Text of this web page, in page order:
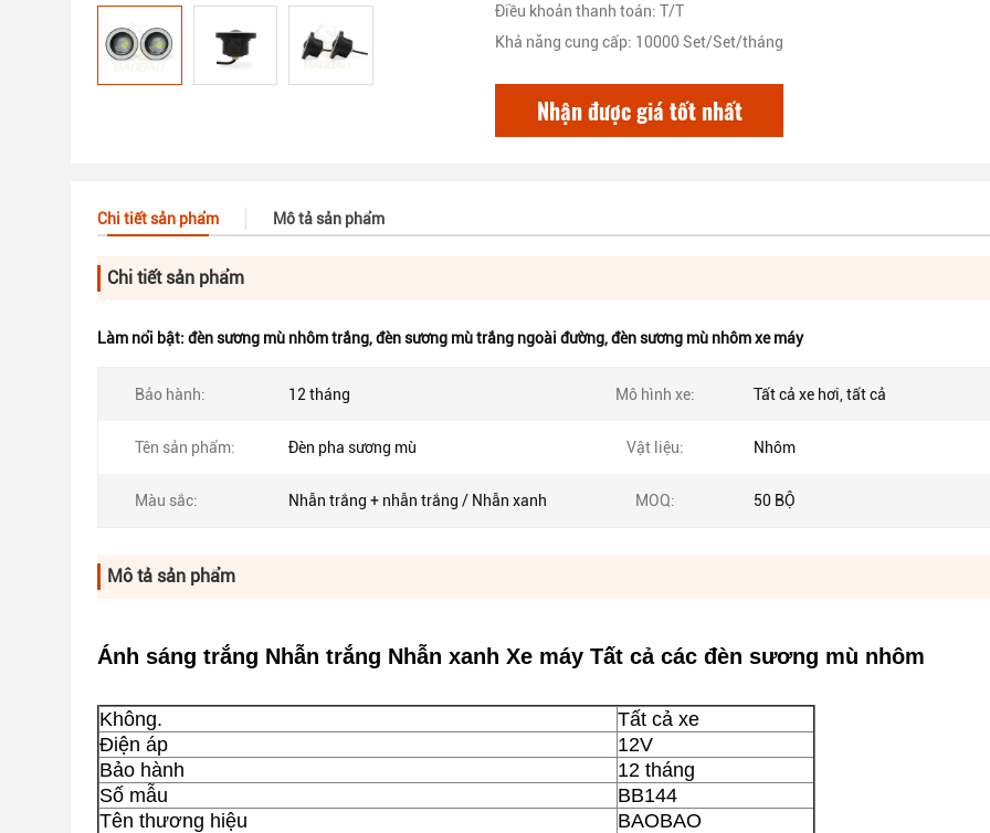
Điều khoản thanh toán: T/T
Khả năng cung cấp: 10000 Set/Set/tháng
Nhận được giá tốt nhất
Chi tiết sản phẩm Mô tả sản phẩm
Chi tiết sản phẩm
Làm nổi bật: đèn sương mù nhôm trắng,đèn sương mù trắng ngoài đường,đèn sương mù nhôm xe máy
Bảo hành: 12 tháng Mô hình xe: Tất cả xe hơi, tất cả
Tên sản phẩm: Đèn pha sương mù Vật liệu: Nhôm
Màu sắc: Nhẫn trắng + nhẫn trắng / Nhẫn xanh MOQ: 50 BỘ
Mô tả sản phẩm
Ánh sáng trắng Nhẫn trắng Nhẫn xanh Xe máy Tất cả các đèn sương mù nhôm
Không.
Tất cả xe
Điện áp
12V
Bảo hành
12 tháng
Số mẫu
BB144
Tên thương hiệu
BAOBAO